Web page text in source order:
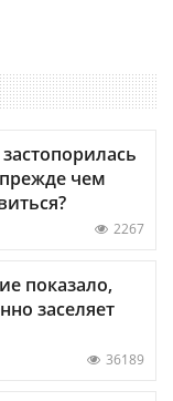
чем
2267
показало,
заселяет
36189